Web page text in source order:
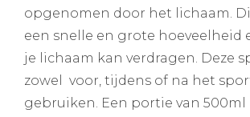
opgenomen door het lichaam.
een snelle en grote hoeveelheid
je lichaam kan verdragen. Deze
zowel voor, tijdens of na het
gebruiken. Een portie van 500ml